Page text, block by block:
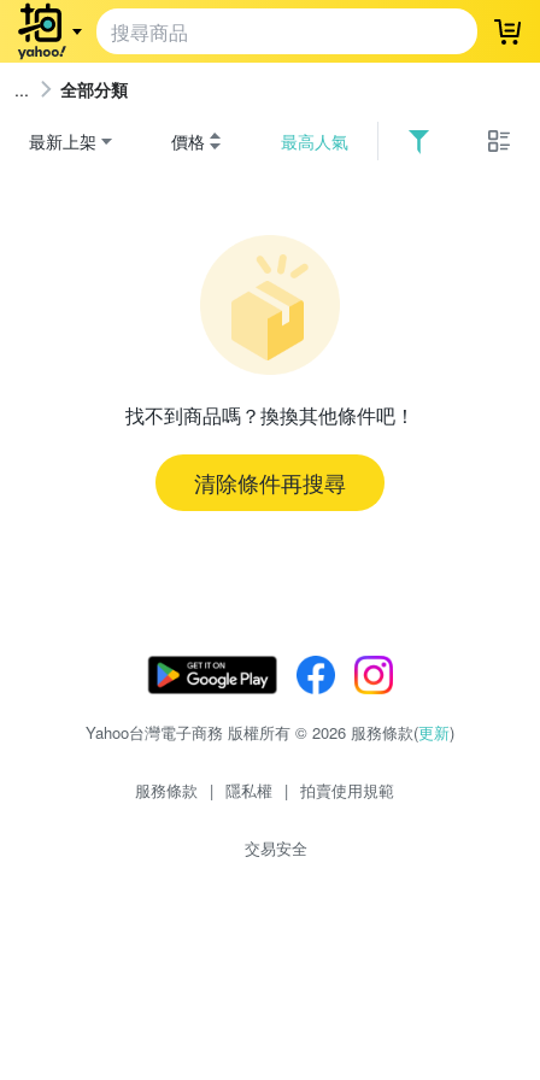
登
全部分類
最新上架 價格 最高人氣
找不到商品嗎？換換其他條件吧！
清除條件再搜尋
Yahoo台灣電子商務 版權所有 © 2026 服務條款(更新)
服務條款 | 隱私權 | 拍賣使用規範
交易安全